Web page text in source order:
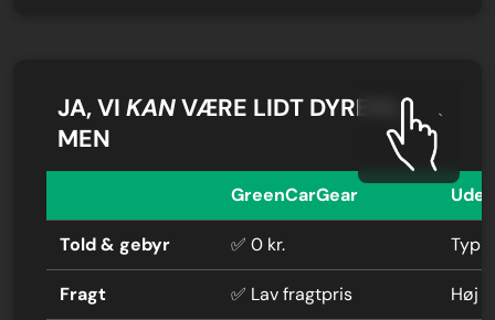
JA, VI KANVÆRE LIDT DYRERE,
MEN
GreenCarGear
Told & gebyr ✅ 0 kr.
Fragt ✅ Lav fragtpris Høj